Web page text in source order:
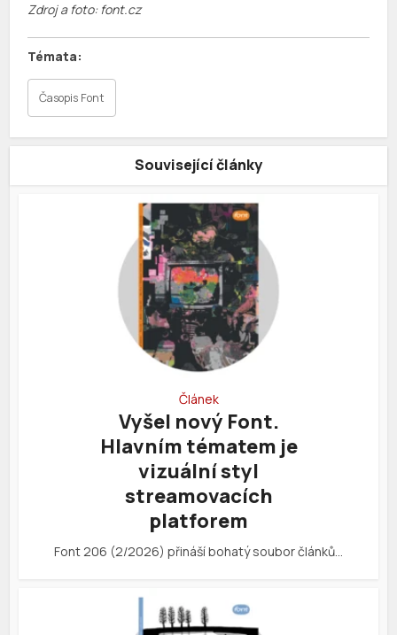
Zdroj a foto: font.cz
Časopis Font
Související články
Článek
Vyšel nový Font.
Hlavním tématem je
vizuální styl
streamovacích
platforem
Font 206 (2/2026) přináší bohatý soubor článků…